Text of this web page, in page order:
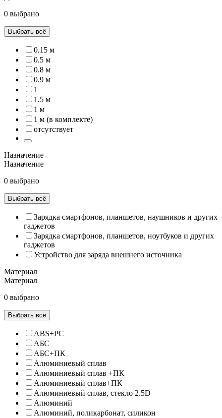
0 выбрано
Выбрать всё
0.15 м
0.5 м
0.8 м
0.9 м
1
1.5 м
1 м
1 м (в комплекте)
отсутствует
Назначение
Назначение
0 выбрано
Выбрать всё
Зарядка смартфонов, планшетов, наушников и других
гаджетов
Зарядка смартфонов, планшетов, ноутбуков и других
гаджетов
Устройство для заряда внешнего источника
Материал
Материал
0 выбрано
Выбрать всё
ABS+PC
АБС
АБС+ПК
Алюминиевый сплав
Алюминиевый сплав +ПК
Алюминиевый сплав+ПК
Алюминиевый сплав, стекло 2.5D
Алюминий
Алюминий, поликарбонат, силикон